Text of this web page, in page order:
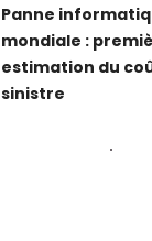
Panne
mondiale :
estimation du
sinistre